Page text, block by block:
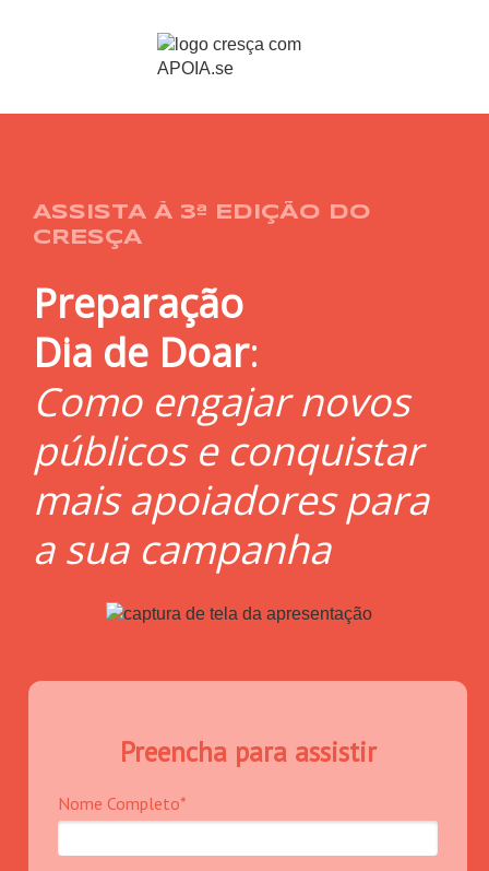
ASSISTA À 3ª EDIÇÃO DO
CRESÇA
Preparação
Dia de Doar:
Como engajar novos
públicos e conquistar
mais apoiadores para
a sua campanha
Preencha para assistir
Nome Completo*